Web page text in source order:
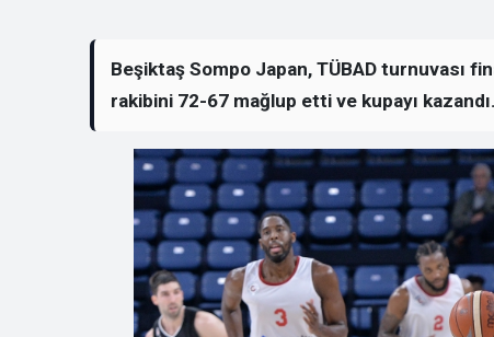
Beşiktaş Sompo Japan, TÜBAD turnuvası
rakibini 72-67 mağlup etti ve kupayı kazandı.